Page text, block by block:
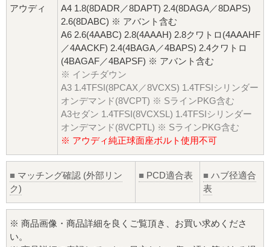
アウディ
A4 1.8(8DADR／8DAPT) 2.4(8DAGA／8DAPS)
2.6(8DABC) ※ アバント含む
A6 2.6(4AABC) 2.8(4AAAH) 2.8クワトロ(4AAAHF
／4AACKF) 2.4(4BAGA／4BAPS) 2.4クワトロ
(4BAGAF／4BAPSF) ※ アバント含む
※ インチダウン
A3 1.4TFSI(8PCAX／8VCXS) 1.4TFSIシリンダー
オンデマンド(8VCPT) ※ SラインPKG含む
A3セダン 1.4TFSI(8VCXSL) 1.4TFSIシリンダー
オンデマンド(8VCPTL) ※ SラインPKG含む
※ アウディ純正球面座ボルト使用不可
■ マッチング確認 (外部リン
ク)
■ PCD適合表 ■ ハブ径適合
表
※ 商品画像・商品詳細を良くご覧頂き、お買い求めくださ
い。